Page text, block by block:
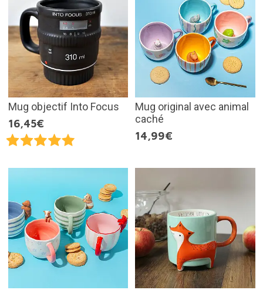
Mug objectif Into Focus
16,45€
Mug original avec animal
caché
14,99€